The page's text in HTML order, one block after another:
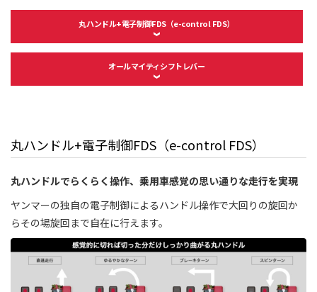
丸ハンドル+電子制御FDS（e-control FDS）
オールマイティシフトレバー
丸ハンドル+電子制御FDS（e-control FDS）
丸ハンドルでらくらく操作、乗用車感覚の思い通りな走行を実現
ヤンマーの独自の電子制御によるハンドル操作で大回りの旋回か
らその場旋回まで自在に行えます。